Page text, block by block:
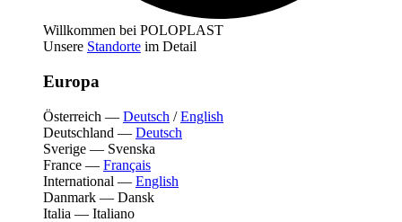
Willkommen bei POLOPLAST
Unsere Standorte im Detail
Europa
Österreich — Deutsch /English
Deutschland — Deutsch
Sverige — Svenska
France — Français
International — English
Danmark — Dansk
Italia — Italiano